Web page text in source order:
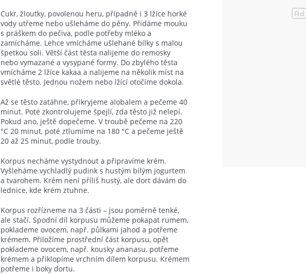
Cukr, žloutky, povolenou heru, případně i 3 lžíce horké
vody utřeme nebo ušleháme do pěny. Přidáme mouku
s práškem do pečiva, podle potřeby mléko a
zamícháme. Lehce vmícháme ušlehané bílky s malou
špetkou soli. Větší část těsta nalijeme do remosky
nebo vymazané a vysypané formy. Do zbylého těsta
vmícháme 2 lžíce kakaa a nalijeme na několik míst na
světlé těsto. Jednou nožem nebo lžící otočíme dokola.
Až se těsto zatáhne, přikryjeme alobalem a pečeme 40
minut. Poté zkontrolujeme špejlí, zda těsto již nelepí.
Pokud ano, ještě dopečeme. V troubě pečeme na 220
°C 20 minut, poté ztlumíme na 180 °C a pečeme ještě
20 až 25 minut, podle trouby.
Korpus necháme vystydnout a připravíme krém.
Vyšleháme vychladlý pudink s hustým bílým jogurtem
a tvarohem. Krém není příliš hustý, ale dort dávám do
lednice, kde krém ztuhne.
Korpus rozřízneme na 3 části – jsou poměrně tenké,
ale stačí. Spodní díl korpusu můžeme pokapat rumem,
poklademe ovocem, např. půlkami jahod a potřeme
krémem. Přiložíme prostřední část korpusu, opět
poklademe ovocem, např. kousky ananasu, potřeme
krémem a přiklopíme vrchním dílem korpusu. Krémem
potřeme i boky dortu.